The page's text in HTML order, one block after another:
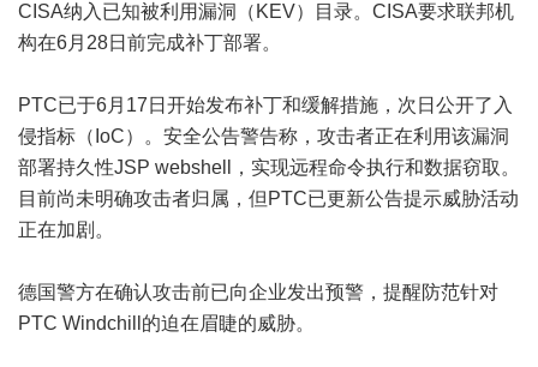
CISA纳入已知被利用漏洞（KEV）目录。CISA要求联邦机
构在6月28日前完成补丁部署。
PTC已于6月17日开始发布补丁和缓解措施，次日公开了入
侵指标（IoC）。安全公告警告称，攻击者正在利用该漏洞
部署持久性JSP webshell，实现远程命令执行和数据窃取。
目前尚未明确攻击者归属，但PTC已更新公告提示威胁活动
正在加剧。
德国警方在确认攻击前已向企业发出预警，提醒防范针对
PTC Windchill的迫在眉睫的威胁。